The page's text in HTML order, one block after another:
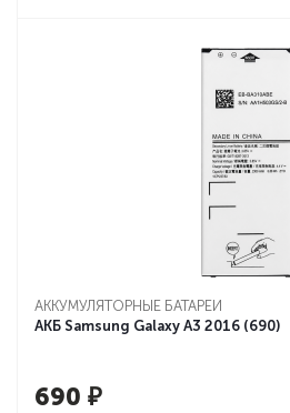
АККУМУЛЯТОРНЫЕ БАТАРЕИ
АКБ Samsung Galaxy A3 2016 (690)
690 ₽